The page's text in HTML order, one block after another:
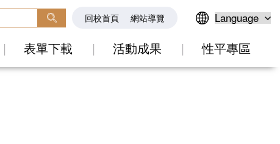
回校首頁 網站導覽
表單下載 活動成果 性平專區